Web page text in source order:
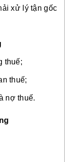
xử lý tận gốc
thuế;
thuế;
nợ thuế.